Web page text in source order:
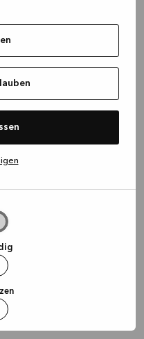
console for more